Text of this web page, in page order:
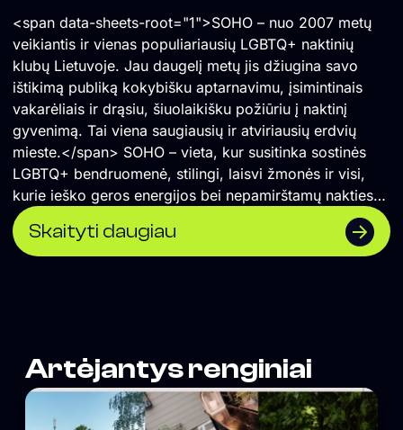
<span data-sheets-root="1">SOHO – nuo 2007 metų
veikiantis ir vienas populiariausių LGBTQ+ naktinių
klubų Lietuvoje. Jau daugelį metų jis džiugina savo
ištikimą publiką kokybišku aptarnavimu, įsimintinais
vakarėliais ir drąsiu, šiuolaikišku požiūriu į naktinį
gyvenimą. Tai viena saugiausių ir atviriausių erdvių
mieste.</span> SOHO – vieta, kur susitinka sostinės
LGBTQ+ bendruomenė, stilingi, laisvi žmonės ir visi,
kurie ieško geros energijos bei nepamirštamų nakties
akimirkų.
Skaityti daugiau
Artėjantys renginiai